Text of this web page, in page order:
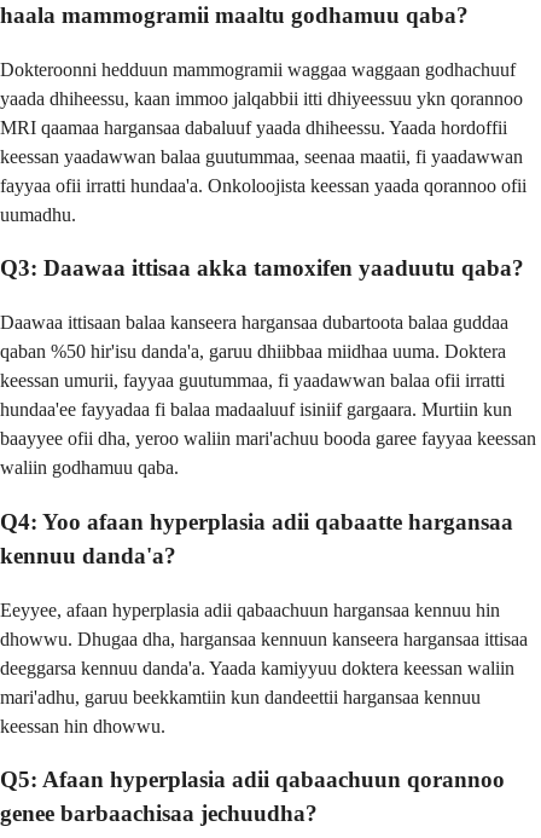
haala mammogramii maaltu godhamuu qaba?
Dokteroonni hedduun mammogramii waggaa waggaan godhachuuf
yaada dhiheessu, kaan immoo jalqabbii itti dhiyeessuu ykn qorannoo
MRI qaamaa hargansaa dabaluuf yaada dhiheessu. Yaada hordoffii
keessan yaadawwan balaa guutummaa, seenaa maatii, fi yaadawwan
fayyaa ofii irratti hundaa'a. Onkoloojista keessan yaada qorannoo ofii
uumadhu.
Q3: Daawaa ittisaa akka tamoxifen yaaduutu qaba?
Daawaa ittisaan balaa kanseera hargansaa dubartoota balaa guddaa
qaban %50 hir'isu danda'a, garuu dhiibbaa miidhaa uuma. Doktera
keessan umurii, fayyaa guutummaa, fi yaadawwan balaa ofii irratti
hundaa'ee fayyadaa fi balaa madaaluuf isiniif gargaara. Murtiin kun
baayyee ofii dha, yeroo waliin mari'achuu booda garee fayyaa keessan
waliin godhamuu qaba.
Q4: Yoo afaan hyperplasia adii qabaatte hargansaa
kennuu danda'a?
Eeyyee, afaan hyperplasia adii qabaachuun hargansaa kennuu hin
dhowwu. Dhugaa dha, hargansaa kennuun kanseera hargansaa ittisaa
deeggarsa kennuu danda'a. Yaada kamiyyuu doktera keessan waliin
mari'adhu, garuu beekkamtiin kun dandeettii hargansaa kennuu
keessan hin dhowwu.
Q5: Afaan hyperplasia adii qabaachuun qorannoo
genee barbaachisaa jechuudha?